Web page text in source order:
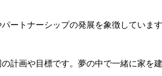
ートナーシップの発展を象徴しています
計画や目標です。夢の中で一緒に家を